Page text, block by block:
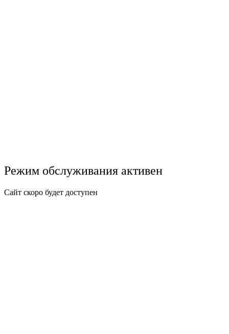
Режим обслуживания активен
Сайт скоро будет доступен